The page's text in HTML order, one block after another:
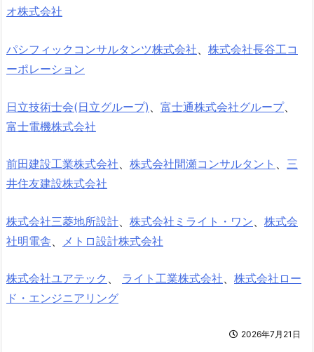
オ株式会社
パシフィックコンサルタンツ株式会社
株式会社長谷工コ
ーポレーション
日立技術士会(日立グループ) 富士通株式会社グループ、
富士電機株式会社
前田建設工業株式会社、 株式会社間瀬コンサルタント 、 三
井住友建設株式会社
株式会社三菱地所設計 株式会社ミライト・ワン
株式会
社明電舎
メトロ設計株式会社
株式会社ユアテック 、 ライト工業株式会社、 株式会社ロー
ド・エンジニアリング
2026年7月21日